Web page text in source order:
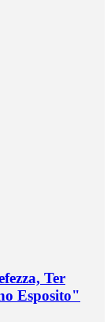
Ter
Esposito"